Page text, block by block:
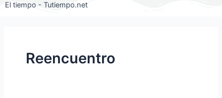
El tiempo - Tutiempo.net
Reencuentro